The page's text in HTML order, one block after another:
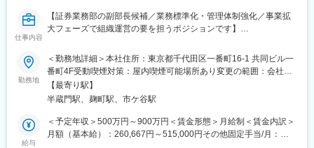
■業務内容
担当代理店30～40社に対して、代理店の課題や、保険を検討する
ています
【経営サポート】顧客集客、満足度向上、マーケット動向及び消
費者ニーズの分析、同業他社の販売戦略分析
【販売サポート】商品勉強会及び販売教育、販売戦略の立案及び
【提案コンサルティング】財務・税務・株・証券・不動産あらゆ
る分野の状況を理解し提案
仕事内容
【証券業務部の副部長候補／業務標準化・管理体制強化／事業拡
大フェーズで組織運営の要を担うポジションです】
■業務概要
当社の証券業務部にて、副部長候補として証券業務全体の現場統
括・業務設計・マネジメントをお任せします。部内の運営体制強
化および業務の標準化・可視化を推進し、今後の事業拡大とプロ
ダクト高度化に伴う業務難易度の上昇に対応できる組織作りを担
っていただきます。
勤務地
＜勤務地詳細＞本社住所：東京都千代田区一番町16-1 共同ビル一
番町4F受動喫煙対策：屋内喫煙可能場所あり変更の範囲：会社の
定める事業所（リモートワーク含む）
【最寄り駅】
半蔵門駅、麹町駅、市ケ谷駅
給与
＜予定年収＞500万円～900万円＜賃金形態＞月給制＜賃金内訳＞
月額（基本給）：260,667円～515,000円その他固定手当/月：